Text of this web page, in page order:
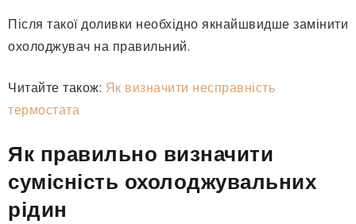
Після такої доливки необхідно якнайшвидше замінити
охолоджувач на правильний.
Читайте також: Як визначити несправність
термостата
Як правильно визначити
сумісність охолоджувальних
рідин